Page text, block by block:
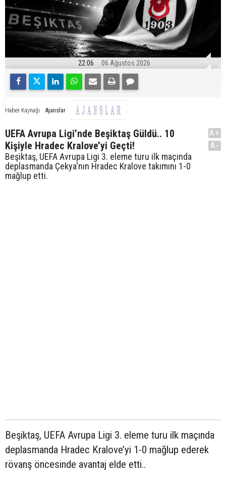
22:06 06 Ağustos 2026
Haber Kaynağı Ajanslar
UEFA Avrupa Ligi’nde Beşiktaş Güldü.. 10
Kişiyle Hradec Kralove’yi Geçti!
Beşiktaş, UEFA Avrupa Ligi 3. eleme turu ilk maçında
deplasmanda Çekya'nın Hradec Kralove takımını 1-0
mağlup etti.
A+
A-
Beşiktaş, UEFA Avrupa Ligi 3. eleme turu ilk maçında
deplasmanda Hradec Kralove’yi 1-0 mağlup ederek
rövanş öncesinde avantaj elde etti..